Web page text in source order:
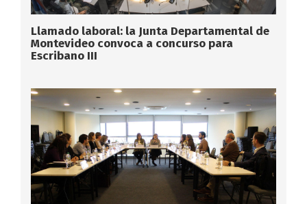
Llamado laboral: la Junta Departamental de
Montevideo convoca a concurso para
Escribano III